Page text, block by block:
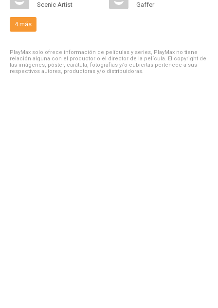
Scenic Artist
4 más
Gaffer
PlayMax solo ofrece información de películas y series, PlayMax no tiene
relación alguna con el productor o el director de la película. El copyright de
las imágenes, póster, carátula, fotografías y/o cubiertas pertenece a sus
respectivos autores, productoras y/o distribuidoras.